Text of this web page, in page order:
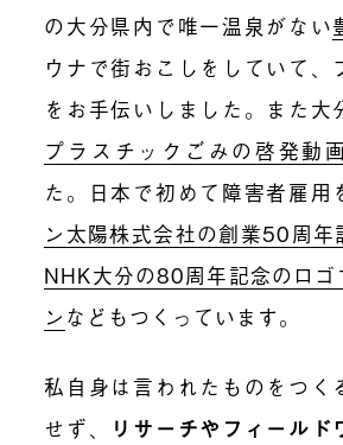
の大分県内で唯一温泉がない
ウナで街おこしをしていて、
をお手伝いしました。また大
プラスチックごみの啓発動画
た。日本で初めて障害者雇用
ン太陽株式会社の創業50周年
NHK大分の80周年記念のロゴ
ン などもつくっています。
私自身は言われたものをつく
せず、
リサーチやフィールド